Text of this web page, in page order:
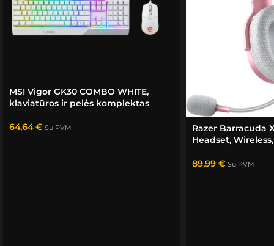
MSI Vigor GK30 COMBO WHITE,
klaviatūros ir pelės komplektas
64,64€ Su PVM
Razer Barracuda
Headset,
89,99 € Su PVM